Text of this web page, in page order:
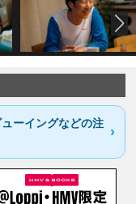
ーイングなどの注